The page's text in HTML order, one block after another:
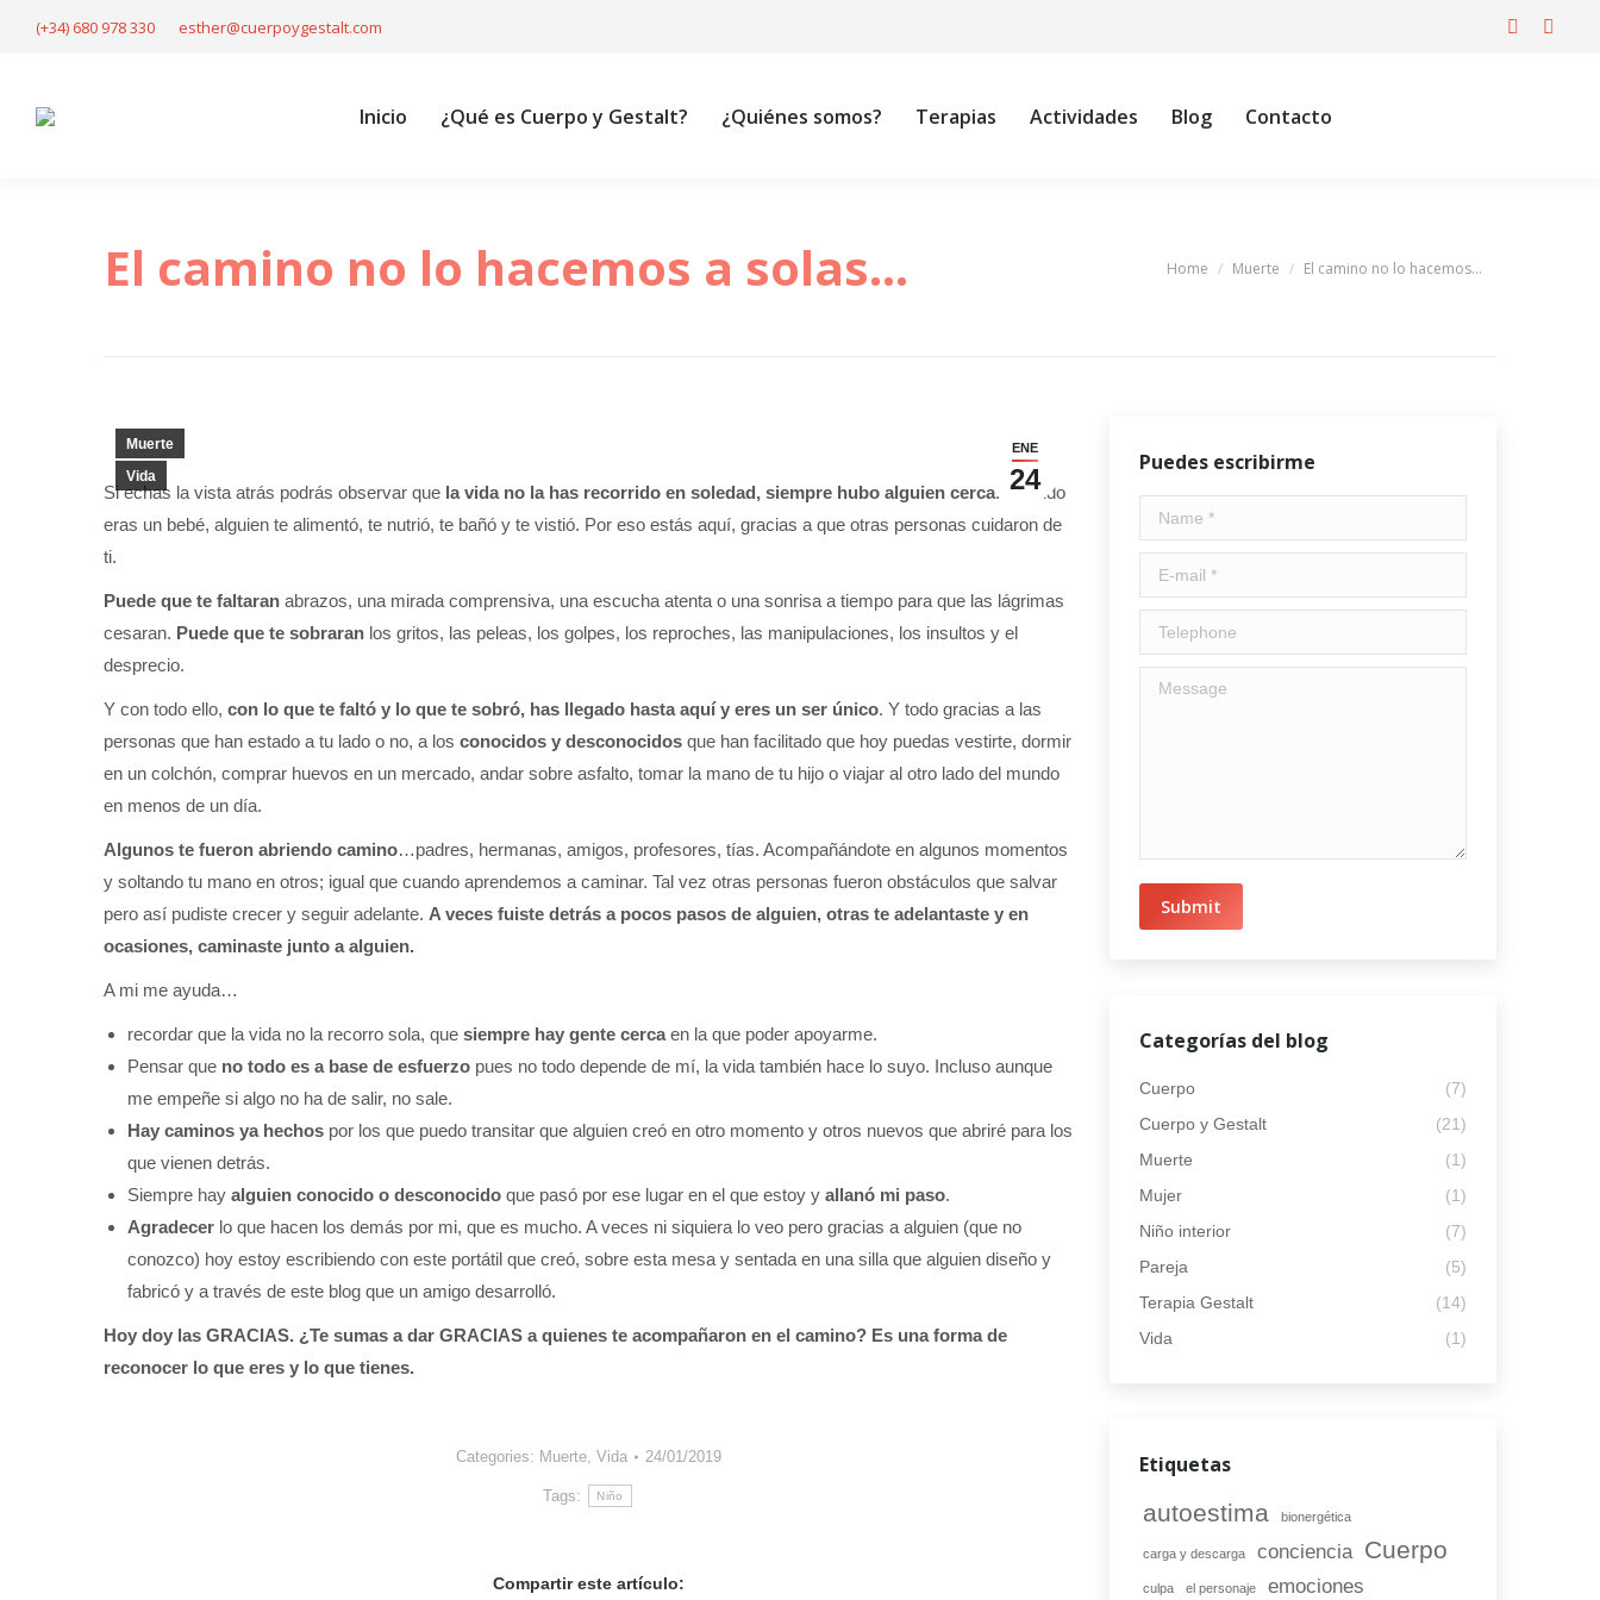
(+34) 680 978 330 esther@cuerpoygestalt.com
Inicio ¿Qué es Cuerpo y Gestalt? ¿Quiénes somos? Terapias Actividades Blog Contacto
El camino no lo hacemos a solas… You are here:
Home Muerte El camino no lo hacemos…
ENE
24
Muerte
Vida
Si echas la vista atrás podrás observar que la vida no la has recorrido en soledad, siempre hubo alguien cerca. Cuando
eras un bebé, alguien te alimentó, te nutrió, te bañó y te vistió. Por eso estás aquí, gracias a que otras personas cuidaron de
ti.
Puede que te faltaran abrazos, una mirada comprensiva, una escucha atenta o una sonrisa a tiempo para que las lágrimas
cesaran. Puede que te sobraran los gritos, las peleas, los golpes, los reproches, las manipulaciones, los insultos y el
desprecio.
Y con todo ello, con lo que te faltó y lo que te sobró, has llegado hasta aquí y eres un ser único. Y todo gracias a las
personas que han estado a tu lado o no, a los conocidos y desconocidos que han facilitado que hoy puedas vestirte, dormir
en un colchón, comprar huevos en un mercado, andar sobre asfalto, tomar la mano de tu hijo o viajar al otro lado del mundo
en menos de un día.
Algunos te fueron abriendo camino…padres, hermanas, amigos, profesores, tías. Acompañándote en algunos momentos
y soltando tu mano en otros; igual que cuando aprendemos a caminar. Tal vez otras personas fueron obstáculos que salvar
pero así pudiste crecer y seguir adelante. A veces fuiste detrás a pocos pasos de alguien, otras te adelantaste y en
ocasiones, caminaste junto a alguien.
A mi me ayuda…
recordar que la vida no la recorro sola, que siempre hay gente cercaen la que poder apoyarme.
Pensar que no todo es a base de esfuerzo pues no todo depende de mí, la vida también hace lo suyo. Incluso aunque
me empeñe si algo no ha de salir, no sale.
Hay caminos ya hechos por los que puedo transitar que alguien creó en otro momento y otros nuevos que abriré para los
que vienen detrás.
Siempre hay alguien conocido o desconocido que pasó por ese lugar en el que estoy y allanó mi paso.
Agradecer lo que hacen los demás por mi, que es mucho. A veces ni siquiera lo veo pero gracias a alguien (que no
conozco) hoy estoy escribiendo con este portátil que creó, sobre esta mesa y sentada en una silla que alguien diseño y
fabricó y a través de este blog que un amigo desarrolló.
Hoy doy las GRACIAS. ¿Te sumas a dar GRACIAS a quienes te acompañaron en el camino? Es una forma de
reconocer lo que eres y lo que tienes.
Categories: Muerte, Vida 24/01/2019
Tags: Niño
Compartir este artículo:
Puedes escribirme
Name *
E-mail *
Telephone
Message
Submit
Categorías del blog
Cuerpo
(7)
Cuerpo y Gestalt
(21)
Muerte
(1)
Mujer
(1)
Niño interior
(7)
Pareja
(5)
Terapia Gestalt
(14)
Vida
(1)
Etiquetas
autoestima bionergética
carga y descarga conciencia Cuerpo
culpa el personaje emociones